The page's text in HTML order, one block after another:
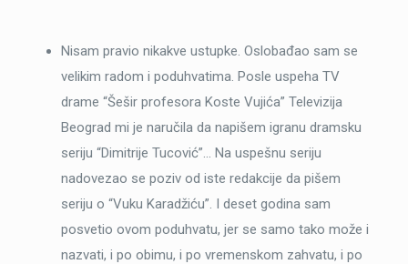
Nisam pravio nikakve ustupke. Oslobađao sam se
velikim radom i poduhvatima. Posle uspeha TV
drame “Šešir profesora Koste Vujića” Televizija
Beograd mi je naručila da napišem igranu dramsku
seriju “Dimitrije Tucović”… Na uspešnu seriju
nadovezao se poziv od iste redakcije da pišem
seriju o “Vuku Karadžiću”. I deset godina sam
posvetio ovom poduhvatu, jer se samo tako može i
nazvati, i po obimu, i po vremenskom zahvatu, i po